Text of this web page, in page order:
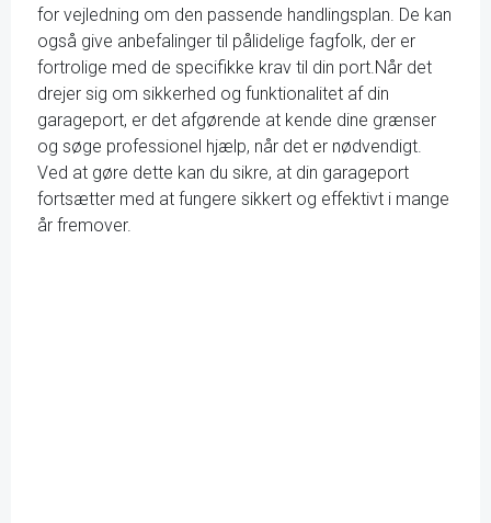
for vejledning om den passende handlingsplan. De kan
også give anbefalinger til pålidelige fagfolk, der er
fortrolige med de specifikke krav til din port.Når det
drejer sig om sikkerhed og funktionalitet af din
garageport, er det afgørende at kende dine grænser
og søge professionel hjælp, når det er nødvendigt.
Ved at gøre dette kan du sikre, at din garageport
fortsætter med at fungere sikkert og effektivt i mange
år fremover.